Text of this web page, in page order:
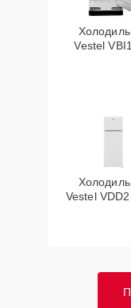
Vestel
Vestel